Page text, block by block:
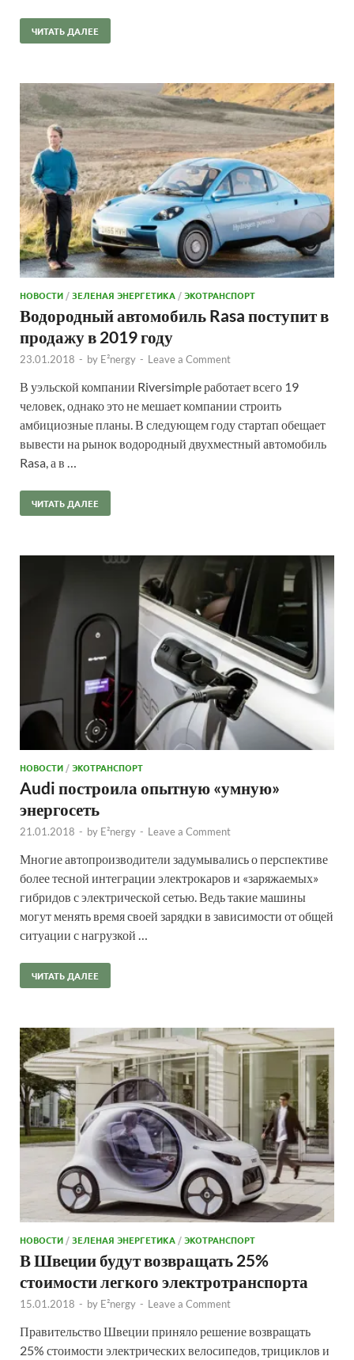
ЧИТАТЬ ДАЛЕЕ
НОВОСТИ /ЗЕЛЕНАЯ ЭНЕРГЕТИКА /ЭКОТРАНСПОРТ
Водородный автомобиль Rasa поступит в
продажу в 2019 году
23.01.2018 - by E²nergy - Leave a Comment
В уэльской компании Riversimple работает всего 19
человек, однако это не мешает компании строить
амбициозные планы. В следующем году стартап обещает
вывести на рынок водородный двухместный автомобиль
Rasa, а в …
ЧИТАТЬ ДАЛЕЕ
НОВОСТИ /ЭКОТРАНСПОРТ
Audi построила опытную «умную»
энергосеть
21.01.2018 - by E²nergy - Leave a Comment
Многие автопроизводители задумывались о перспективе
более тесной интеграции электрокаров и «заряжаемых»
гибридов с электрической сетью. Ведь такие машины
могут менять время своей зарядки в зависимости от общей
ситуации с нагрузкой …
ЧИТАТЬ ДАЛЕЕ
НОВОСТИ /ЗЕЛЕНАЯ ЭНЕРГЕТИКА /ЭКОТРАНСПОРТ
В Швеции будут возвращать 25%
стоимости легкого электротранспорта
15.01.2018 - by E²nergy - Leave a Comment
Правительство Швеции приняло решение возвращать
25% стоимости электрических велосипедов, трициклов и